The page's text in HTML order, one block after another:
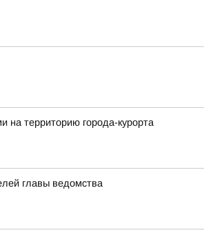
территорию города-курорта
главы ведомства